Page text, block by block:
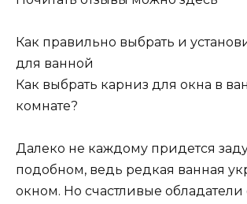
Как правильно выбрать и
для ванной
Как выбрать карниз для окна в
комнате?
Далеко не каждому придется
подобном, ведь редкая ванная
окном. Но счастливые обладатели